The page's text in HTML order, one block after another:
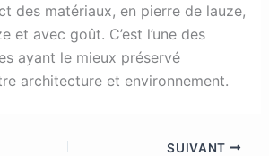
des matériaux, en pierre de lauze,
et avec goût. C’est l’une des
ayant le mieux préservé
architecture et environnement.
SUIVANT